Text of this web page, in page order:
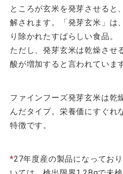
ところが玄米を発芽させると
解されます。「発芽玄米」は
り除かれたすばらしい食品。
ただし、発芽玄米は乾燥させ
酸が増加すると言われていま
ファインフーズ発芽玄米は乾
んだタイプ。栄養価にすぐれ
特徴です。
*27年度産の製品になってお